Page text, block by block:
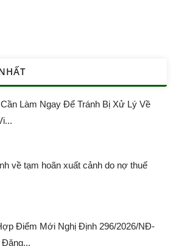
Làm Ngay Để Tránh Bị Xử Lý Về
về tạm hoãn xuất cảnh do nợ thuế
Điểm Mới Nghị Định 296/2026/NĐ-